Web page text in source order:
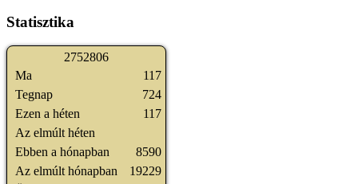
Statisztika
2752806
Ma
Tegnap
Ezen a héten
Az elmúlt héten
Ebben a hónapban
Az elmúlt hónapban
117
724
117
8590
19229